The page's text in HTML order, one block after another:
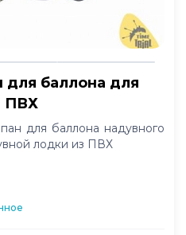
баллона для
ПВХ
для баллона надувного
лодки из ПВХ